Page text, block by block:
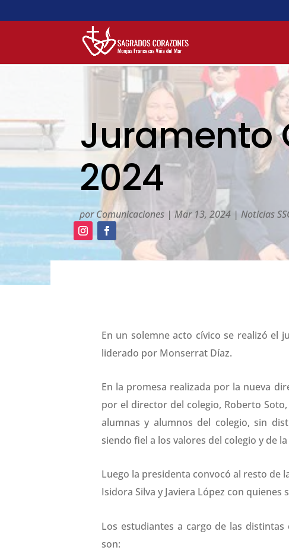
Juramento
2024
porComunicaciones |Mar 13, 2024 |Noticias
En un solemne acto cívico se realizó el
liderado por Monserrat Díaz.
En la promesa realizada por la nueva
por el director del colegio, Roberto
alumnas y alumnos del colegio, sin
siendo fiel a los valores del colegio y de
Luego la presidenta convocó al resto de
Isidora Silva y Javiera López con
Los estudiantes a cargo de las
son: